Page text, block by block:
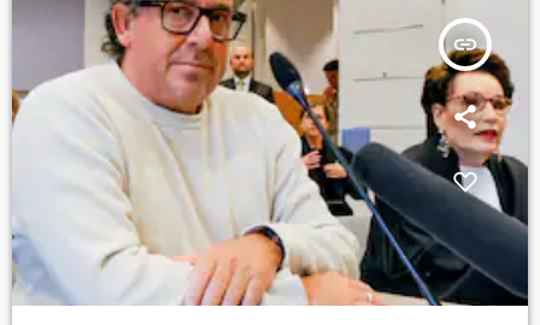
insert_link